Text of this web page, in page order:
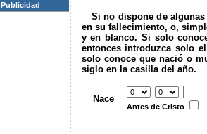
Publicidad
Si no dispone de algunas
en su fallecimiento, o,
y en blanco. Si solo
entonces introduzca solo
solo conoce que nació o
siglo en la casilla del año.
Nace
Antes de Cristo